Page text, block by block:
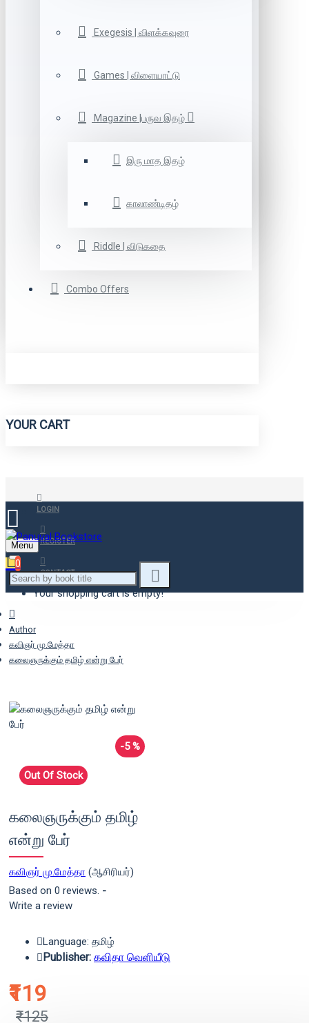
Exegesis | விளக்கவுரை
Games | விளையாட்டு
Magazine |பருவ இதழ்
இரு மாத இதழ்
காலாண்டிதழ்
Riddle | விடுகதை
Combo Offers
YOUR CART
LOGIN
REGISTER
CONTACT
Menu
0
Your shopping cart is empty!
Author
கவிஞர் மு.மேத்தா
கலைஞருக்கும் தமிழ் என்று பேர்
-5 %
Out Of Stock
கலைஞருக்கும் தமிழ்
என்று பேர்
கவிஞர் மு.மேத்தா (ஆசிரியர்)
Based on 0 reviews. -
Write a review
₹119
₹125
Language: தமிழ்
Publisher: கவிதா வெளியீடு